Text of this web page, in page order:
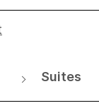
Suites